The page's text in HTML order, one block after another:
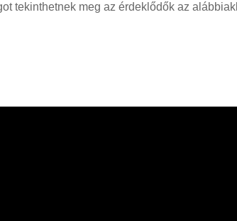
tekinthetnek meg az érdeklődők az